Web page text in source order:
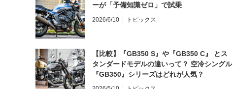
ーが「予備知識ゼロ」で試乗
2026/6/10 トピックス
【比較】『GB350 S』や『GB350 C』 とス
タンダードモデルの違いって？ 空冷シングル
『GB350』シリーズはどれが人気？